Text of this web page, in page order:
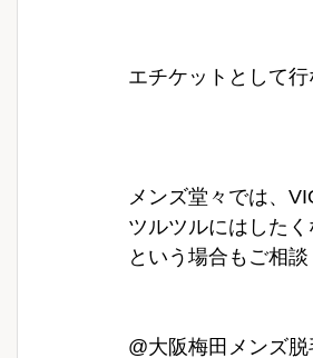
エチケットとして
メンズ堂々では、
ツルツルにはした
という場合もご相
@大阪梅田メンズ